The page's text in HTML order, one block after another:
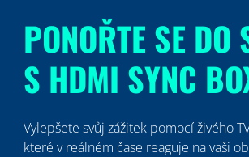
PONOŘTE SE DO
S HDMI SYNC
Vylepšete svůj zážitek pomocí živého
které v reálném čase reaguje na vaši